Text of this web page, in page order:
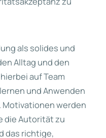
als solides und
Alltag und den
auf Team
und Anwenden
Motivationen werden
die Autorität zu
das richtige,